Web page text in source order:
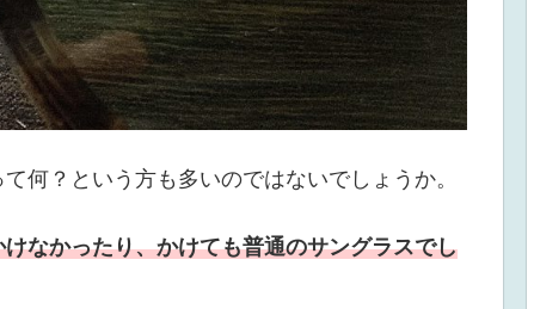
何？という方も多いのではないでしょうか。
なかったり、かけても普通のサングラスでし